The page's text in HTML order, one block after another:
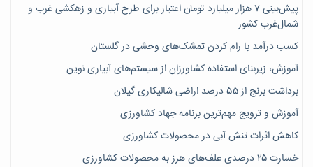
پیش‌بینی ۷‌ هزار میلیارد تومان اعتبار برای طرح آبیاری و زهکشی غرب و
شمال‌غرب کشور
کسب درآمد با رام کردن تمشک‌های وحشی در گلستان
آموزش، زیربنای استفاده کشاورزان از سیستم‌های آبیاری نوین
برداشت برنج از ۵۵ درصد اراضی شالیکاری گیلان
آموزش و ترویج مهم‌ترین برنامه جهاد کشاورزی
کاهش اثرات تنش آبی در محصولات کشاورزی
خسارت ۲۵ درصدی علف‌های هرز به محصولات کشاورزی